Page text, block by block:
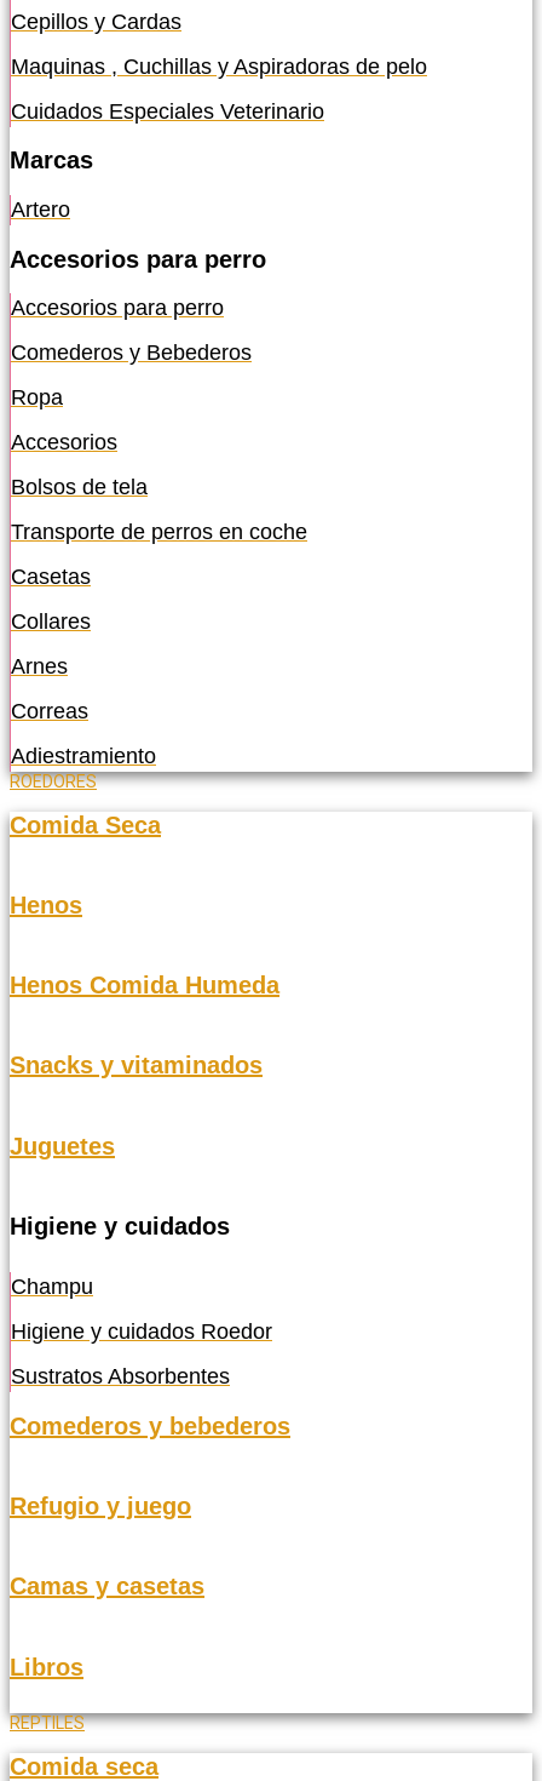
Cepillos y Cardas
Maquinas , Cuchillas y Aspiradoras de pelo
Cuidados Especiales Veterinario
Marcas
Artero
Accesorios para perro
Accesorios para perro
Comederos y Bebederos
Ropa
Accesorios
Bolsos de tela
Transporte de perros en coche
Casetas
Collares
Arnes
Correas
Adiestramiento
ROEDORES
Comida Seca
Henos
Henos Comida Humeda
Snacks y vitaminados
Juguetes
Higiene y cuidados
Champu
Higiene y cuidados Roedor
Sustratos Absorbentes
Comederos y bebederos
Refugio y juego
Camas y casetas
Libros
REPTILES
Comida seca